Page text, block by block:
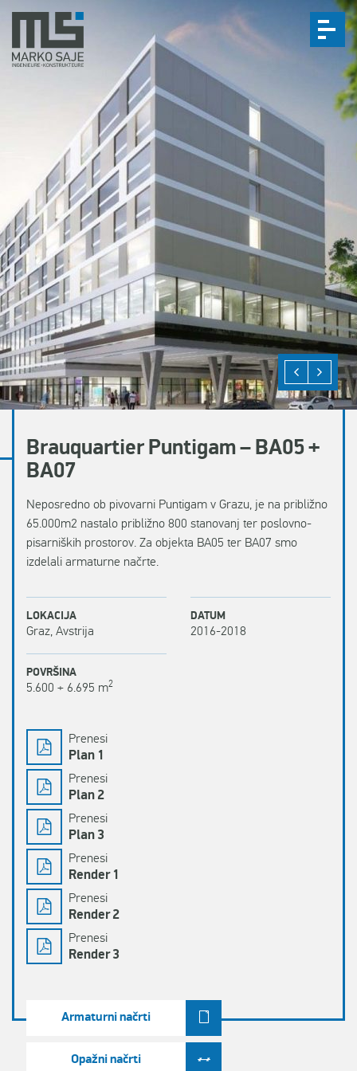
Brauquartier Puntigam – BA05 +
BA07
Neposredno ob pivovarni Puntigam v Grazu, je na približno
65.000m2 nastalo približno 800 stanovanj ter poslovno-
pisarniških prostorov. Za objekta BA05 ter BA07 smo
izdelali armaturne načrte.
LOKACIJA
Graz, Avstrija
DATUM
2016-2018
POVRŠINA
5.600 + 6.695 m2
Prenesi
Plan 1
Prenesi
Plan 2
Prenesi
Plan 3
Prenesi
Render 1
Prenesi
Render 2
Prenesi
Render 3
Armaturni načrti
Opažni načrti